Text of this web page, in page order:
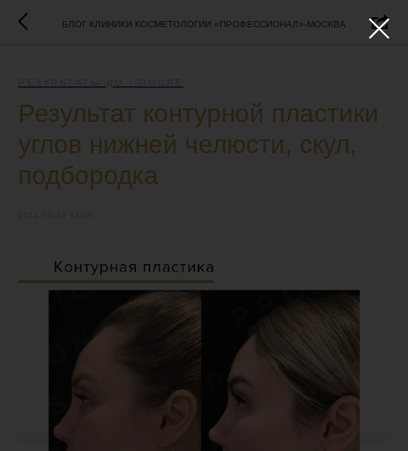
БЛОГ КЛИНИКИ КОСМЕТОЛОГИИ «ПРОФЕССИОНАЛ»-МОСКВА
Результат контурной пластики
углов нижней челюсти, скул,
подбородка